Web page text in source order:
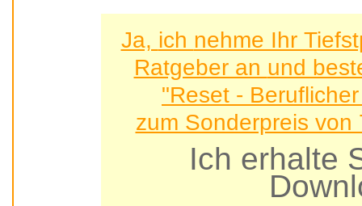
Ja, ich nehme Ihr Tiefstpreis-Angebot für dieses
Ratgeber
"Reset -
zum Sonderpreis
Ich erhalte